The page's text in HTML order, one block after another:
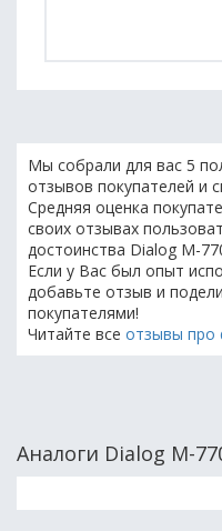
Мы собрали для вас 5
отзывов покупателей и
Средняя оценка
своих отзывах
достоинства Dialog M-
Если у Вас был опыт
добавьте отзыв и
покупателями!
Читайте все отзывы про
Аналоги Dialog M-